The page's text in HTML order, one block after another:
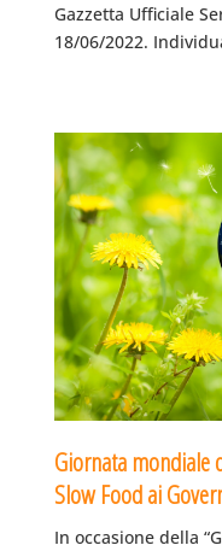
Gazzetta Ufficiale
18/06/2022.
Giornata mondiale
Slow Food ai
In occasione della